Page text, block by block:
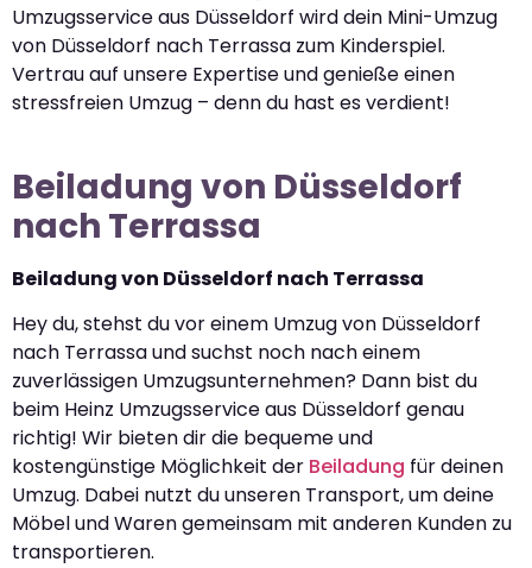
Umzugsservice aus Düsseldorf wird dein Mini-Umzug
von Düsseldorf nach Terrassa zum Kinderspiel.
Vertrau auf unsere Expertise und genieße einen
stressfreien Umzug – denn du hast es verdient!
Beiladung von Düsseldorf
nach Terrassa
Beiladung von Düsseldorf nach Terrassa
Hey du, stehst du vor einem Umzug von Düsseldorf
nach Terrassa und suchst noch nach einem
zuverlässigen Umzugsunternehmen? Dann bist du
beim Heinz Umzugsservice aus Düsseldorf genau
richtig! Wir bieten dir die bequeme und
kostengünstige Möglichkeit der Beiladung für deinen
Umzug. Dabei nutzt du unseren Transport, um deine
Möbel und Waren gemeinsam mit anderen Kunden zu
transportieren.